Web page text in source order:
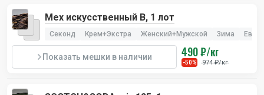
Мех искусственный В, 1 лот
Секонд Крем+Экстра Женский+Мужской Зима
Показать мешки в наличии 490 ₽/кг
-50% 974 ₽/кг